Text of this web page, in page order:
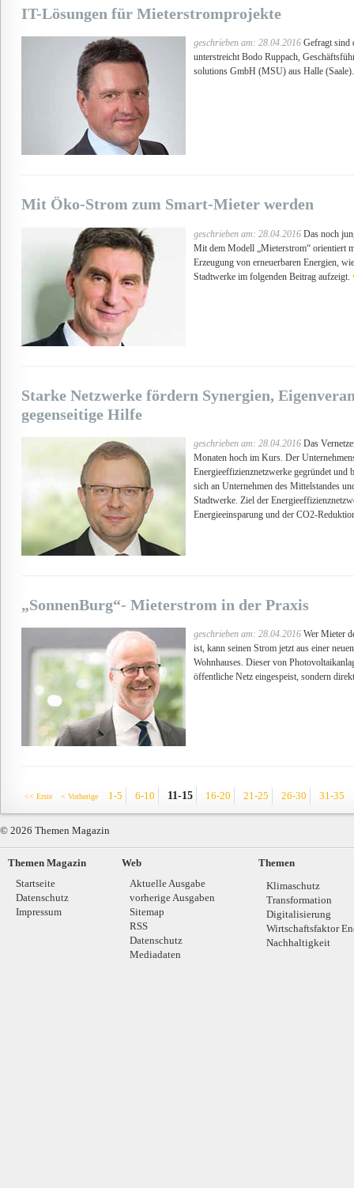
IT-Lösungen für Mieterstromprojekte
geschrieben am: 28.04.2016Gefragt sind
unterstreicht Bodo Ruppach,
solutions GmbH (MSU) aus Halle
Mit Öko-Strom zum Smart-Mieter werden
geschrieben am: 28.04.2016Das noch
Mit dem Modell „Mieterstrom“ orientiert
Erzeugung von erneuerbaren Energien,
Stadtwerke im folgenden Beitrag aufzeigt.
Starke Netzwerke fördern Synergien,
gegenseitige Hilfe
geschrieben am: 28.04.2016Das
Monaten hoch im Kurs. Der
Energieeffizienznetzwerke gegründet und
sich an Unternehmen des Mittelstandes
Stadtwerke. Ziel der
Energieeinsparung und der CO2-
„SonnenBurg“- Mieterstrom in der Praxis
geschrieben am: 28.04.2016Wer Mieter
ist, kann seinen Strom jetzt aus einer
Wohnhauses. Dieser von
öffentliche Netz eingespeist, sondern
<< Erste < Vorherige 1-5 6-10 11-15 16-20 21-25 26-30 31-35
© 2026 Themen Magazin
Themen Magazin
Startseite
Datenschutz
Impressum
Web
Aktuelle Ausgabe
vorherige Ausgaben
Sitemap
RSS
Datenschutz
Mediadaten
Themen
Klimaschutz
Transformation
Digitalisierung
Wirtschaftsfaktor
Nachhaltigkeit